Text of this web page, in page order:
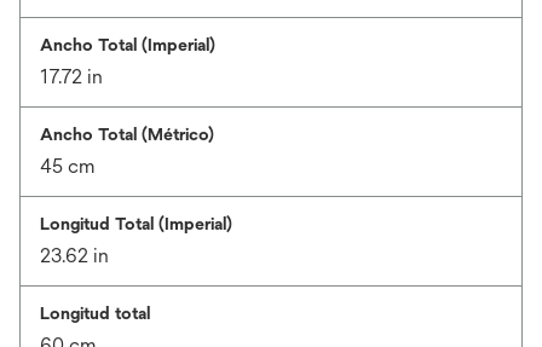
Ancho Total (Imperial)
17.72 in
Ancho Total (Métrico)
45 cm
Longitud Total (Imperial)
23.62 in
Longitud total